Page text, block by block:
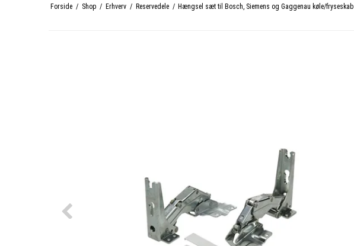
Forside / Shop / Erhverv / Reservedele / Hængsel sæt til Bosch, Siemens og Gaggenau køle/fryseskab